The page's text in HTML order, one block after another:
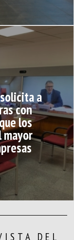
a
con
los
mayor
DEL